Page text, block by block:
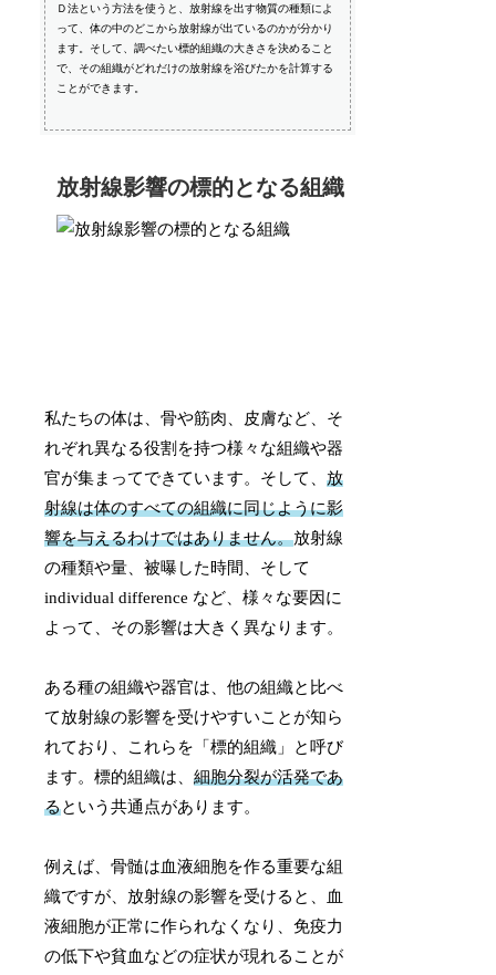
Ｄ法という方法を使うと、放射線を出す物質の種類によ
って、体の中のどこから放射線が出ているのかが分かり
ます。そして、調べたい標的組織の大きさを決めること
で、その組織がどれだけの放射線を浴びたかを計算する
ことができます。
放射線影響の標的となる組織
私たちの体は、骨や筋肉、皮膚など、そ
れぞれ異なる役割を持つ様々な組織や器
官が集まってできています。そして、放
射線は体のすべての組織に同じように影
響を与えるわけではありません。放射線
の種類や量、被曝した時間、そして
individual difference など、様々な要因に
よって、その影響は大きく異なります。
ある種の組織や器官は、他の組織と比べ
て放射線の影響を受けやすいことが知ら
れており、これらを「標的組織」と呼び
ます。標的組織は、細胞分裂が活発であ
るという共通点があります。
例えば、骨髄は血液細胞を作る重要な組
織ですが、放射線の影響を受けると、血
液細胞が正常に作られなくなり、免疫力
の低下や貧血などの症状が現れることが